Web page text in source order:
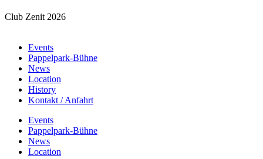
Club Zenit 2026
Events
Pappelpark-Bühne
News
Location
History
Kontakt / Anfahrt
Events
Pappelpark-Bühne
News
Location